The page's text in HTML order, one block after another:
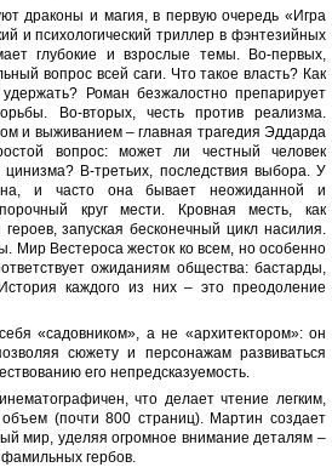
драконы и магия, в первую очередь «Игра
и психологический триллер в фэнтезийных
глубокие и взрослые темы. Во-первых,
вопрос всей саги. Что такое власть? Как
Роман безжалостно препарирует
Во-вторых, честь против реализма.
и выживанием – главная трагедия Эддарда
вопрос: может ли честный человек
В-третьих, последствия выбора. У
и часто она бывает неожиданной и
круг мести. Кровная месть, как
запуская бесконечный цикл насилия.
Мир Вестероса жесток ко всем, но особенно
ожиданиям общества: бастарды,
каждого из них – это преодоление
«садовником», а не «архитектором»: он
сюжету и персонажам развиваться
его непредсказуемость.
что делает чтение легким,
(почти 800 страниц). Мартин создает
мир, уделяя огромное внимание деталям –
гербов.